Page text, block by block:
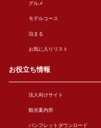
グルメ
モデルコース
泊まる
お気に入りリスト
お役立ち情報
法人向けサイト
観光案内所
パンフレットダウンロード